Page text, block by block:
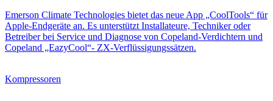
Emerson Climate Technologies bietet das neue App „CoolTools“ für
Apple-Endgeräte an. Es unterstützt Installateure, Techniker oder
Betreiber bei Service und Diagnose von Copeland-Verdichtern und
Copeland „EazyCool“- ZX-Verflüssigungssätzen.
Kompressoren